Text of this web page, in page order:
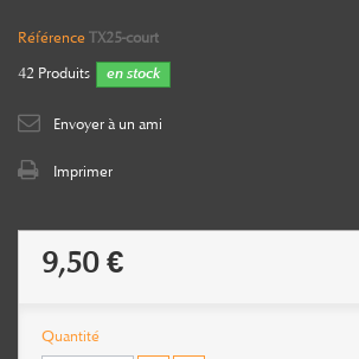
RéférenceTX25-court
42 Produits en stock
Envoyer à un ami
Imprimer
9,50 €
Quantité